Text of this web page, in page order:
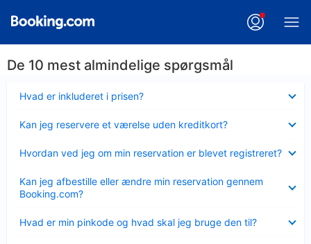
De 10 mest almindelige spørgsmål
Hvad er inkluderet i prisen?
Kan jeg reservere et værelse uden kreditkort?
Hvordan ved jeg om min reservation er blevet registreret?
Kan jeg afbestille eller ændre min reservation gennem
Booking.com?
Hvad er min pinkode og hvad skal jeg bruge den til?